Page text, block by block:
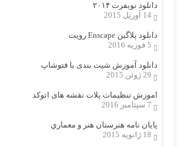
دانلود نویفرت ۲۰۱۴
14 آوریل 2015
دانلود پلاگین Enscape رویت
5 فوریه 2016
دانلود آموزش شیت بندی با فتوشاپ
29 ژوئن 2015
اموزش تنظیمات پلات نقشه های اتوکد
7 سپتامبر 2016
پایان نامه هنرستان هنر و معماري
18 ژانویه 2015